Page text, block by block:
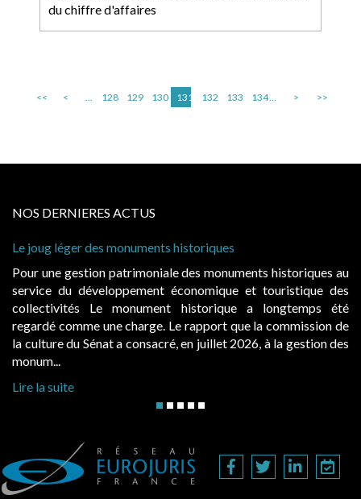
du chiffre d'affaires
<< < ... 128 129 130 131 132 133 134... > >>
NOS DERNIERES ACTUS
historiques
des monuments historiques au
économique et touristique des
historique a longtemps été
charge. Le rapport que la commission de
a consacré, en juillet 2026, à la gestion des
Evocatrices des
également un beau
public, elles
d’occupation.